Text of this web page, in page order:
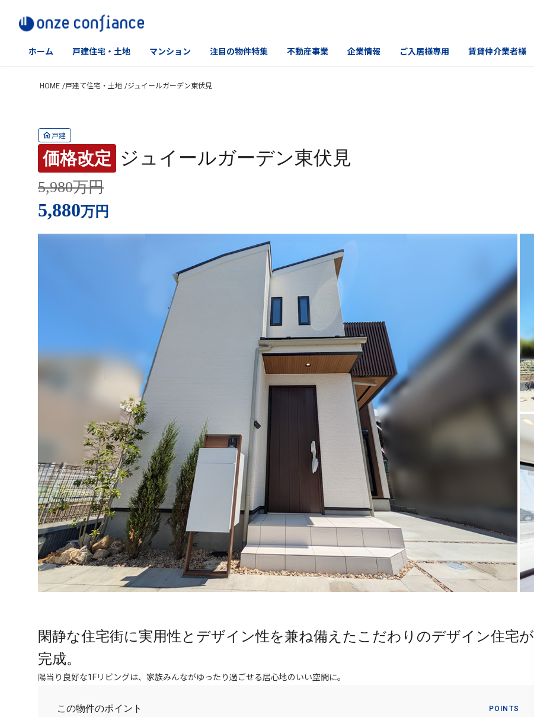
ホーム 戸建住宅・土地 マンション 注目の物件特集 不動産事業 企業情報 ご入居様専用 賃貸仲介業者様
HOME 戸建て住宅・土地 ジュイールガーデン東伏見
戸建
価格改定 ジュイールガーデン東伏見
5,980万円
5,880万円
閑静な住宅街に実用性とデザイン性を兼ね備えたこだわりのデザイン住宅が
完成。
陽当り良好な1Fリビングは、家族みんながゆったり過ごせる居心地のいい空間に。
この物件のポイント POINTS